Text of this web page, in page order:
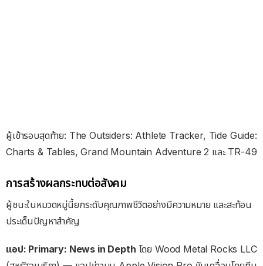
ผู้เข้ารอบสุดท้าย: The Outsiders: Athlete Tracker, Tide Guide:
Charts & Tables, Grand Mountain Adventure 2 และ TR-49
การสร้างผลกระทบต่อสังคม
ผู้ชนะในหมวดหมู่นี้ยกระดับคุณภาพชีวิตอย่างมีความหมาย และสะท้อน
ประเด็นปัญหาสำคัญ
แอป: Primary: News in Depth โดย Wood Metal Rocks LLC